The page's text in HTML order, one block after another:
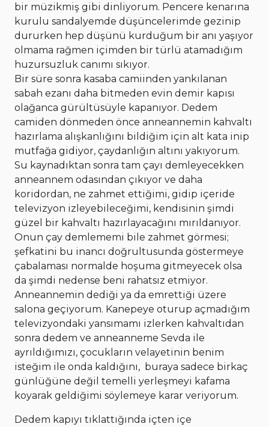
bir müzikmiş gibi dinliyorum. Pencere kenarına
kurulu sandalyemde düşüncelerimde gezinip
dururken hep düşünü kurduğum bir anı yaşıyor
olmama rağmen içimden bir türlü atamadığım
huzursuzluk canımı sıkıyor.
Bir süre sonra kasaba camiinden yankılanan
sabah ezanı daha bitmeden evin demir kapısı
olağanca gürültüsüyle kapanıyor. Dedem
camiden dönmeden önce anneannemin kahvaltı
hazırlama alışkanlığını bildiğim için alt kata inip
mutfağa gidiyor, çaydanlığın altını yakıyorum.
Su kaynadıktan sonra tam çayı demleyecekken
anneannem odasından çıkıyor ve daha
koridordan, ne zahmet ettiğimi, gidip içeride
televizyon izleyebileceğimi, kendisinin şimdi
güzel bir kahvaltı hazırlayacağını mırıldanıyor.
Onun çay demlememi bile zahmet görmesi;
şefkatini bu inancı doğrultusunda göstermeye
çabalaması normalde hoşuma gitmeyecek olsa
da şimdi nedense beni rahatsız etmiyor.
Anneannemin dediği ya da emrettiği üzere
salona geçiyorum. Kanepeye oturup açmadığım
televizyondaki yansımamı izlerken kahvaltıdan
sonra dedem ve anneanneme Sevda ile
ayrıldığımızı, çocukların velayetinin benim
isteğim ile onda kaldığını, buraya sadece birkaç
günlüğüne değil temelli yerleşmeyi kafama
koyarak geldiğimi söylemeye karar veriyorum.
Dedem kapıyı tıklattığında içten içe